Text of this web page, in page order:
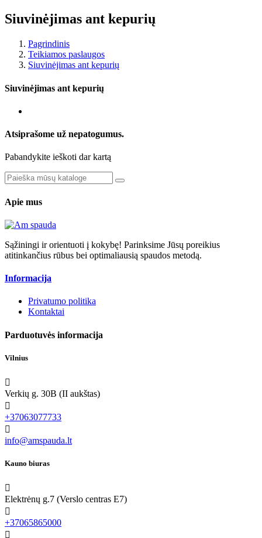
Siuvinėjimas ant kepurių
Pagrindinis
Teikiamos paslaugos
Siuvinėjimas ant kepurių
Siuvinėjimas ant kepurių
Atsiprašome už nepatogumus.
Pabandykite ieškoti dar kartą
Apie mus
Sąžiningi ir orientuoti į kokybę! Parinksime Jūsų poreikius
atitinkančius rūbus bei optimaliausią spaudos metodą.
Informacija
Privatumo politika
Kontaktai
Parduotuvės informacija
Vilnius

Verkių g. 30B (II aukštas)

+37063077733

info@amspauda.lt
Kauno biuras

Elektrėnų g.7 (Verslo centras E7)

+37065865000
